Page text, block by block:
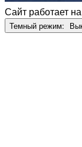
Сайт работает на
Темный режим: